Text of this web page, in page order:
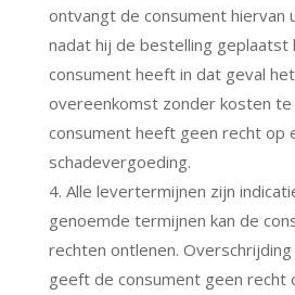
ontvangt de consument hiervan
nadat hij de bestelling geplaatst
consument heeft in dat geval
overeenkomst zonder kosten te
consument heeft geen recht op
schadevergoeding.
4. Alle levertermijnen zijn
genoemde termijnen kan de
rechten ontlenen.
geeft de consument geen recht